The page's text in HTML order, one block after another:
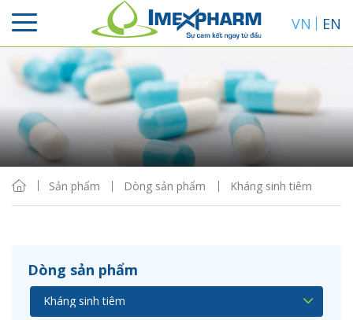
VN EN
Sản phẩm Dòng sản phẩm Kháng sinh tiêm
Dòng sản phẩm
Sắp xếp
Hiển thị